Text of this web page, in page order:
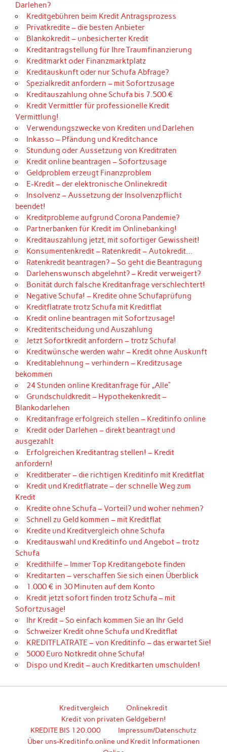
Darlehen?
Kreditgebühren beim Kredit Antragsprozess
Privatkredite – die besten Anbieter
Blankokredit – unbesicherter Kredit
Kreditantragstellung für Ihre Traumfinanzierung
Kreditmarkt oder Finanzmarktplatz
Kreditauskunft oder nur Schufa Abfrage?
Spezialkredit anfordern – mit Sofortzusage
Kreditauszahlung ohne Schufa bis 7.500 €
Kredit Vermittler für professionelle Kredit
Vermittlung!
Verwendungszwecke von Krediten und Darlehen
Inkasso – Pfändung und Kreditchance
Stundung oder Aussetzung von Kreditraten
Kredit online beantragen – Sofortzusage
Geldproblem erzeugt Finanzproblem
E-Kredit – der elektronische Onlinekredit
Insolvenz – Aussetzung der Insolvenzpflicht
beendet!
Kreditprobleme aufgrund Corona Pandemie?
Partnerbanken für Kredit im Onlinebanking!
Kreditauszahlung jetzt, mit sofortiger Gewissheit!
Konsumentenkredit – Ratenkredit – Autokredit…
Ratenkredit beantragen? – So geht die Beantragung
Darlehenswunsch abgelehnt? – Kredit verweigert?
Bonität durch falsche Kreditanfrage verschlechtert!
Negative Schufa! – Kredite ohne Schufaprüfung
Kreditflatrate trotz Schufa mit Kreditflat
Kredit online beantragen mit Sofortzusage!
Kreditentscheidung und Auszahlung
Jetzt Sofortkredit anfordern – trotz Schufa!
Kreditwünsche werden wahr – Kredit ohne Auskunft
Kreditablehnung – verhindern – Kreditzusage
bekommen
24 Stunden online Kreditanfrage für „Alle“
Grundschuldkredit – Hypothekenkredit –
Blankodarlehen
Kreditanfrage erfolgreich stellen – Kreditinfo online
Kredit oder Darlehen – direkt beantragt und
ausgezahlt
Erfolgreichen Kreditantrag stellen! – Kredit
anfordern!
Kreditberater – die richtigen Kreditinfo mit Kreditflat
Kredit und Kreditflatrate – der schnelle Weg zum
Kredit
Kredite ohne Schufa – Vorteil? und woher nehmen?
Schnell zu Geld kommen – mit Kreditflat
Kredite und Kreditvergleich ohne Schufa
Kreditauswahl und Kreditinfo und Angebot – trotz
Schufa
Kredithilfe – Immer Top Kreditangebote finden
Kreditarten – verschaffen Sie sich einen Überblick
1.000 € in 30 Minuten auf dem Konto
Kredit jetzt sofort finden trotz Schufa – mit
Sofortzusage!
Ihr Kredit – So einfach kommen Sie an Ihr Geld
Schweizer Kredit ohne Schufa und Kreditflat
KREDITFLATRATE – von Kreditinfo – das erwartet Sie!
5000 Euro Notkredit ohne Schufa!
Dispo und Kredit – auch Kreditkarten umschulden!
Kreditvergleich
Onlinekredit
Kredit von privaten Geldgebern!
KREDITE BIS 120.000
Impressum/Datenschutz
Über uns-Kreditinfo.online und Kredit Informationen